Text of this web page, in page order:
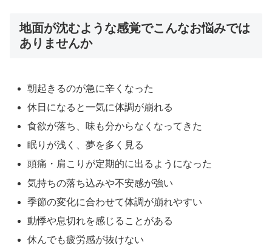
地面が沈むような感覚でこんなお悩みでは
ありませんか
朝起きるのが急に辛くなった
休日になると一気に体調が崩れる
食欲が落ち、味も分からなくなってきた
眠りが浅く、夢を多く見る
頭痛・肩こりが定期的に出るようになった
気持ちの落ち込みや不安感が強い
季節の変化に合わせて体調が崩れやすい
動悸や息切れを感じることがある
休んでも疲労感が抜けない